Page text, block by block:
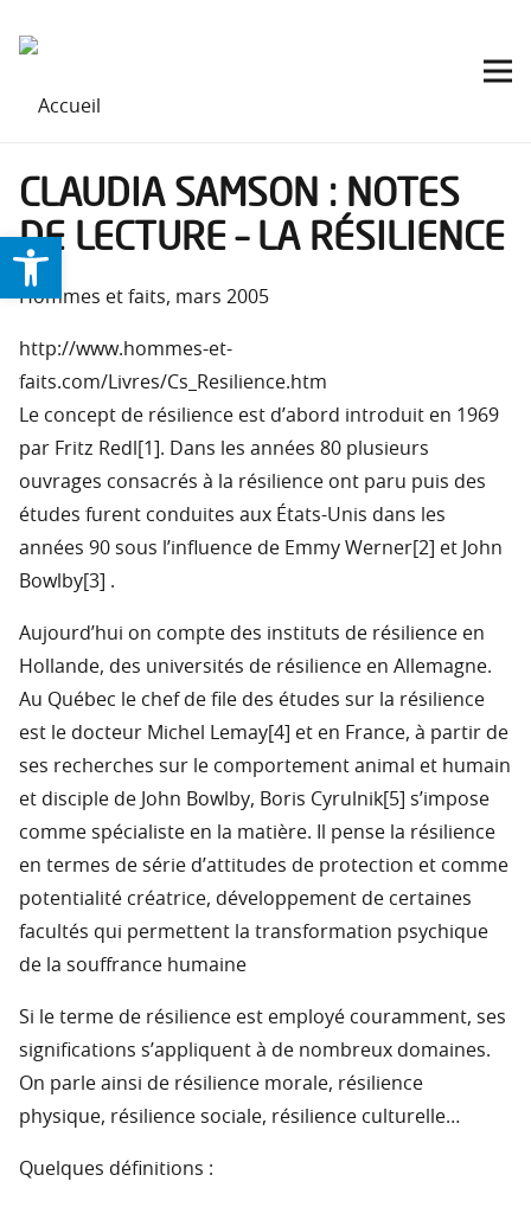
Ouvrir la barre d’outils
CLAUDIA SAMSON : NOTES
DE LECTURE – LA RÉSILIENCE
Hommes et faits, mars 2005
http://www.hommes-et-
faits.com/Livres/Cs_Resilience.htm
Le concept de résilience est d’abord introduit en 1969
par Fritz Redl[1]. Dans les années 80 plusieurs
ouvrages consacrés à la résilience ont paru puis des
études furent conduites aux États-Unis dans les
années 90 sous l’influence de Emmy Werner[2] et John
Bowlby[3] .
Aujourd’hui on compte des instituts de résilience en
Hollande, des universités de résilience en Allemagne.
Au Québec le chef de file des études sur la résilience
est le docteur Michel Lemay[4] et en France, à partir de
ses recherches sur le comportement animal et humain
et disciple de John Bowlby, Boris Cyrulnik[5] s’impose
comme spécialiste en la matière. Il pense la résilience
en termes de série d’attitudes de protection et comme
potentialité créatrice, développement de certaines
facultés qui permettent la transformation psychique
de la souffrance humaine
Si le terme de résilience est employé couramment, ses
significations s’appliquent à de nombreux domaines.
On parle ainsi de résilience morale, résilience
physique, résilience sociale, résilience culturelle…
Quelques définitions :